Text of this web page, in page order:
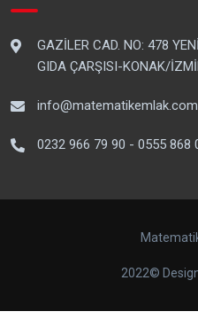
GAZİLER CAD. NO: 478
GIDA ÇARŞISI-KONAK/
0232 966 79 90 - 0555 868
2022©